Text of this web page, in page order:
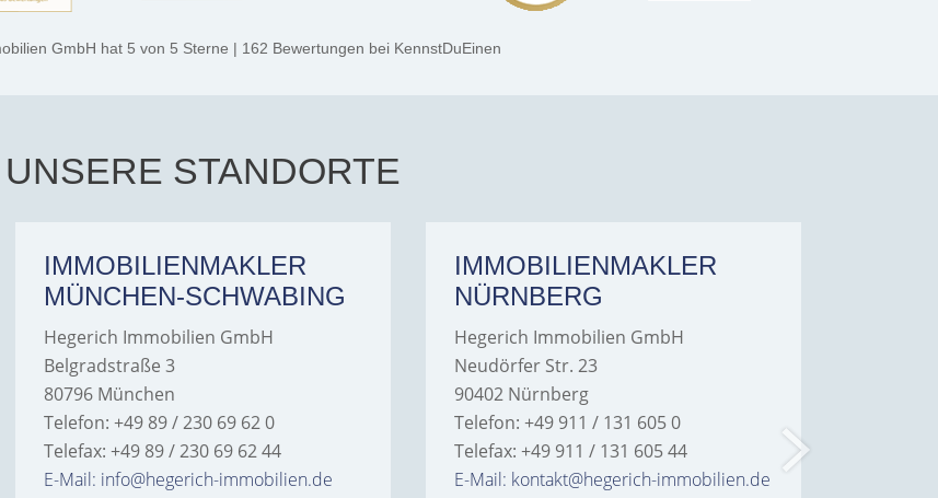
GmbH hat 5 von 5 Sterne | 162 Bewertungen bei KennstDuEinen
UNSERE STANDORTE
IMMOBILIENMAKLER
MÜNCHEN-SCHWABING
Hegerich Immobilien GmbH
Belgradstraße 3
80796 München
Telefon: +49 89 / 230 69 62 0
Telefax: +49 89 / 230 69 62 44
E-Mail: info@hegerich-immobilien.de
IMMOBILIENMAKLER
NÜRNBERG
Hegerich Immobilien GmbH
Neudörfer Str. 23
90402 Nürnberg
Telefon: +49 911 / 131 605 0
Telefax: +49 911 / 131 605 44
E-Mail: kontakt@hegerich-immobilien.de